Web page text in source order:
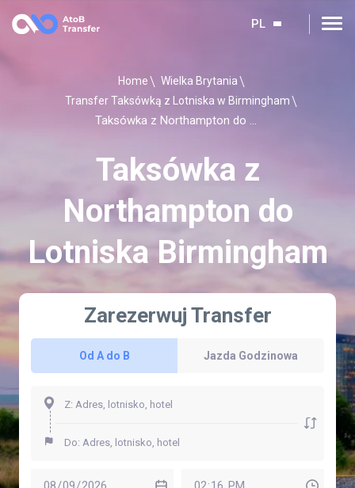
PL
Home
Wielka Brytania
Transfer Taksówką z Lotniska w Birmingham
Taksówka z Northampton do Lotniska Birmingham
Taksówka z
Northampton do
Lotniska Birmingham
Zarezerwuj Transfer
Od A do B Jazda Godzinowa